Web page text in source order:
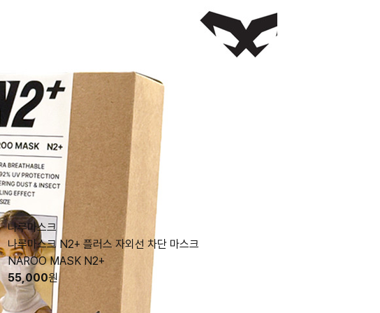
나루마스크
나루마스크 N2+ 플러스 자외선 차단 마스크
NAROO MASK N2+
55,000원